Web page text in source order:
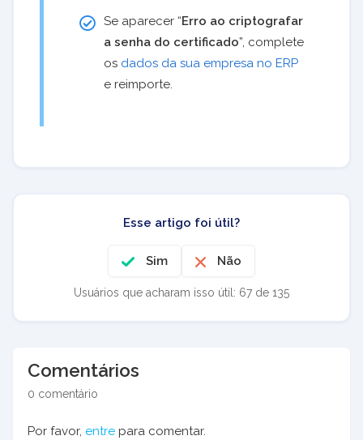
Se aparecer “Erro ao criptografar
a senha do certificado”, complete
os dados da sua empresa no ERP
e reimporte.
Esse artigo foi útil?
Sim Não
Usuários que acharam isso útil: 67 de 135
Comentários
0 comentário
Por favor, entre para comentar.